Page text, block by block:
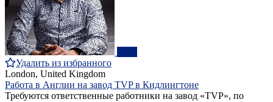
Удалить из избранного
London, United Kingdom
Работа в Англии на завод ТVP в Кидлингтоне
Требуются ответственные работники на завод «TVP», по